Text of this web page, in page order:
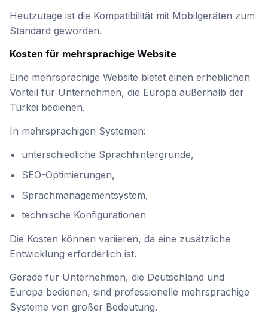
Heutzutage ist die Kompatibilität mit Mobilgeräten zum
Standard geworden.
Kosten für mehrsprachige Website
Eine mehrsprachige Website bietet einen erheblichen
Vorteil für Unternehmen, die Europa außerhalb der
Türkei bedienen.
In mehrsprachigen Systemen:
unterschiedliche Sprachhintergründe,
SEO-Optimierungen,
Sprachmanagementsystem,
technische Konfigurationen
Die Kosten können variieren, da eine zusätzliche
Entwicklung erforderlich ist.
Gerade für Unternehmen, die Deutschland und
Europa bedienen, sind professionelle mehrsprachige
Systeme von großer Bedeutung.